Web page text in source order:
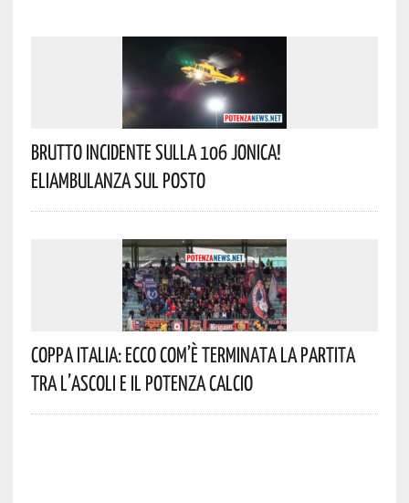
Brutto Incidente Sulla 106 Jonica!
Eliambulanza Sul Posto
Coppa Italia: Ecco Com’è Terminata La Partita
Tra L’Ascoli E Il Potenza Calcio